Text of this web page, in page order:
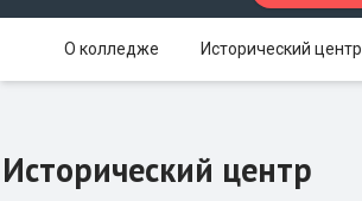
О колледже Исторический центр
Исторический центр